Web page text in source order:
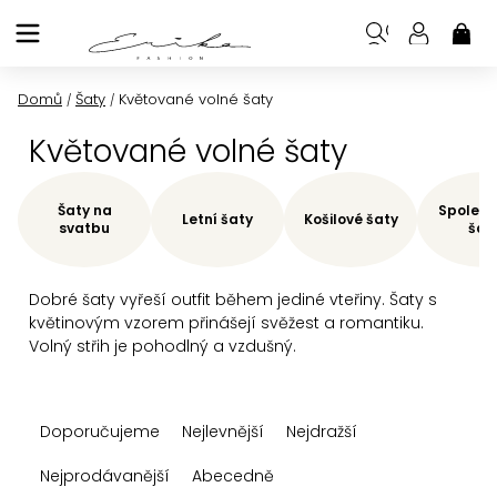
na
Domů / Šaty / Květované volné šaty
Květované volné šaty
Dobré šaty vyřeší outfit během jediné vteřiny. Šaty s
květinovým vzorem přinášejí svěžest a romantiku.
Volný střih je pohodlný a vzdušný.
Šaty na
svatbu
Letní šaty Košilové šaty
aDoporučujeme Nejlevnější
Nejdražší
Nejprodávanější
Abecedně